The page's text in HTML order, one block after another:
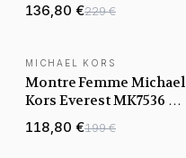
acier
136,80 €229 €
NOUVEAUTÉ
MICHAEL KORS
Montre Femme Michael
Kors Everest MK7536 or
rose bracelet silicone
118,80 €199 €